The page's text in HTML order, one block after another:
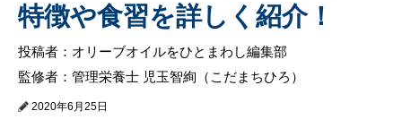
特徴や食習を詳しく紹介！
投稿者：オリーブオイルをひとまわし編集部
監修者：管理栄養士 児玉智絢（こだまちひろ）
2020年6月25日